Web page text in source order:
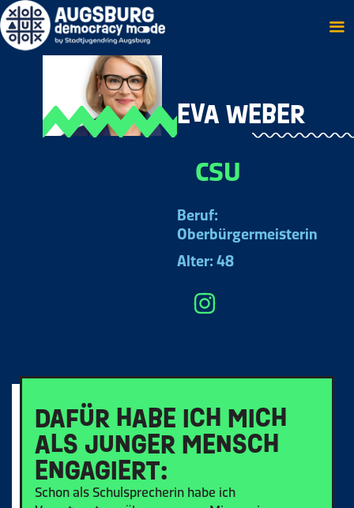
Skip
to
content
EVA WEBER
CSU
Beruf:
Oberbürgermeisterin
Alter: 48
DAFÜR HABE ICH MICH
ALS JUNGER MENSCH
ENGAGIERT:
Schon als Schulsprecherin habe ich